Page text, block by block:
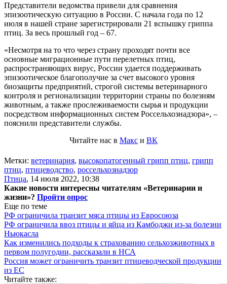
Представители ведомства привели для сравнения
эпизоотическую ситуацию в России. С начала года по 12
июля в нашей стране зарегистрировали 21 вспышку гриппа
птиц. За весь прошлый год – 67.
«Несмотря на то что через страну проходят почти все
основные миграционные пути перелетных птиц,
распространяющих вирус, России удается поддерживать
эпизоотическое благополучие за счет высокого уровня
биозащиты предприятий, строгой системы ветеринарного
контроля и регионализации территории страны по болезням
животным, а также прослеживаемости сырья и продукции
посредством информационных систем Россельхознадзора», –
пояснили представители службы.
Читайте нас в Макс и ВК
Метки: ветеринария, высокопатогенный грипп птиц, грипп
птиц, птицеводство, россельхознадзор
Птица, 14 июля 2022, 10:38
Какие новости интересны читателям «Ветеринарии и
жизни»? Пройти опрос
Еще по теме
РФ ограничила транзит мяса птицы из Евросоюза
РФ ограничила ввоз птицы и яйца из Камбоджи из-за болезни
Ньюкасла
Как изменились подходы к страхованию сельхозживотных в
первом полугодии, рассказали в НСА
Россия может ограничить транзит птицеводческой продукции
из ЕС
Читайте также: